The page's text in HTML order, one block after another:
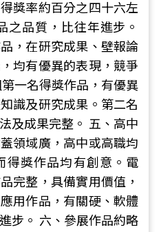
獎率約百分之四十六左
之品質，比往年進步。
，在研究成果、壁報論
均有優異的表現，競爭
一名得獎作品，有優異
識及研究成果。第二名
及成果完整。 五、高中
領域廣，高中或高職均
得獎作品均有創意。電
完整，具備實用價值，
用作品，有關硬、軟體
步。 六、參展作品約略